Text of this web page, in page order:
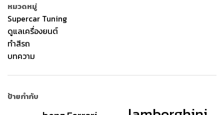
หมวดหมู่
Supercar Tuning
ดูแลเครื่องยนต์
ทำสีรถ
บทความ
ป้ายกำกับ